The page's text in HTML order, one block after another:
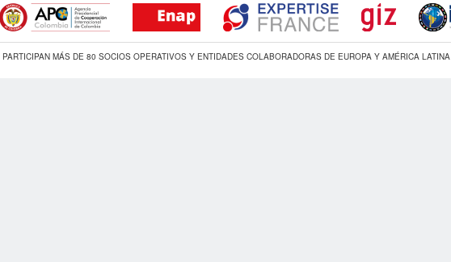
PARTICIPAN MÁS DE 80 SOCIOS OPERATIVOS Y ENTIDADES COLABORADORAS DE EUROPA Y AMÉRICA LATINA